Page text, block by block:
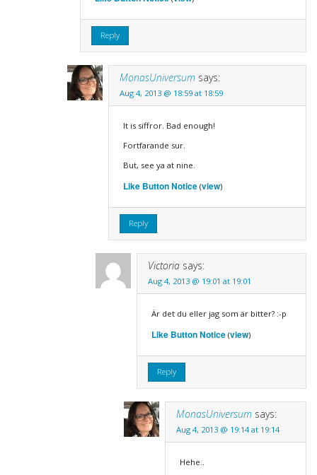
Reply
MonasUniversum says:
Aug 4, 2013 @ 18:59 at 18:59
It is siffror. Bad enough!
Fortfarande sur.
But, see ya at nine.
Like Button Notice(view)
Reply
Victoria says:
Aug 4, 2013 @ 19:01 at 19:01
Är det du eller jag som är bitter? :-p
Like Button Notice(view)
Reply
MonasUniversum says:
Aug 4, 2013 @ 19:14 at 19:14
Hehe..